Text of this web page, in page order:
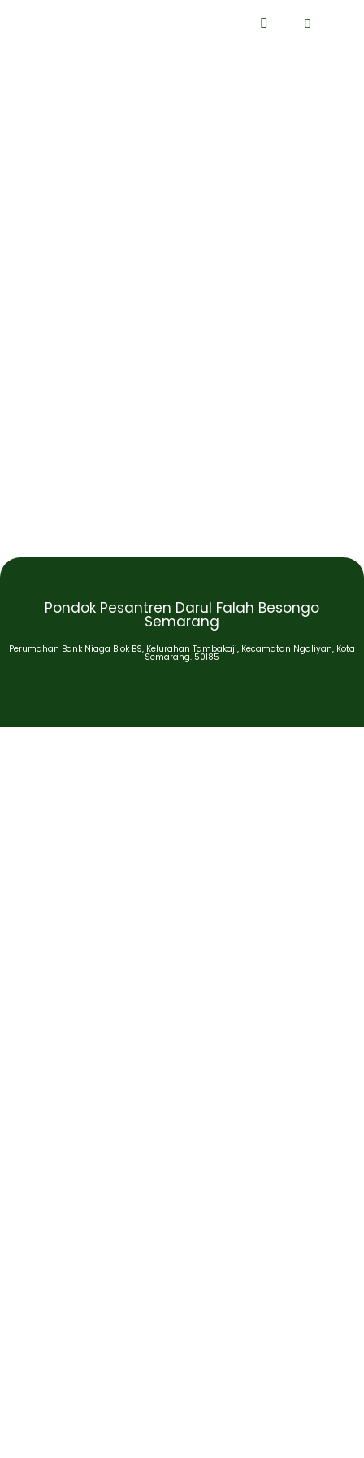
Pondok Pesantren Darul Falah Besongo
Semarang
Perumahan Bank Niaga Blok B9, Kelurahan Tambakaji, Kecamatan Ngaliyan, Kota
Semarang. 50185